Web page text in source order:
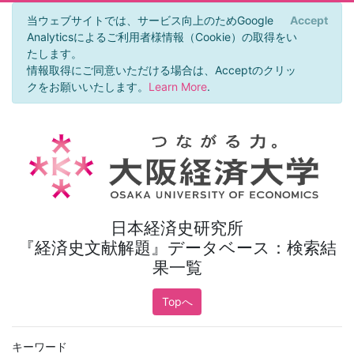
当ウェブサイトでは、サービス向上のためGoogle
Analyticsによるご利用者様情報（Cookie）の取得をい
たします。
情報取得にご同意いただける場合は、Acceptのクリッ
クをお願いいたします。 Learn More.
Accept
日本経済史研究所
『経済史文献解題』データベース：検索結
果一覧
Topへ
キーワード